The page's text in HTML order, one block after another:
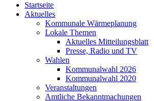
Startseite
Aktuelles
Kommunale Wärmeplanung
Lokale Themen
Aktuelles Mitteilungsblatt
Presse, Radio und TV
Wahlen
Kommunalwahl 2026
Kommunalwahl 2020
Veranstaltungen
Amtliche Bekanntmachungen